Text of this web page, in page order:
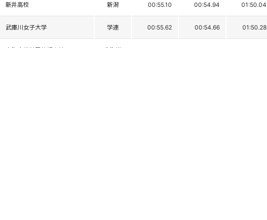
新井高校 新潟 00:55.10 00:54.94 01:50.04
武庫川女子大学 学連 00:55.62 00:54.66 01:50.28
東海大学付属札幌高校 北海道